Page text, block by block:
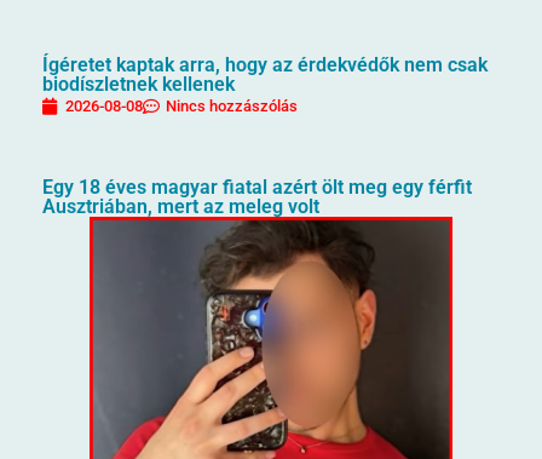
Ígéretet kaptak arra, hogy az érdekvédők nem csak
biodíszletnek kellenek
2026-08-08 Nincs hozzászólás
Egy 18 éves magyar fiatal azért ölt meg egy férfit
Ausztriában, mert az meleg volt